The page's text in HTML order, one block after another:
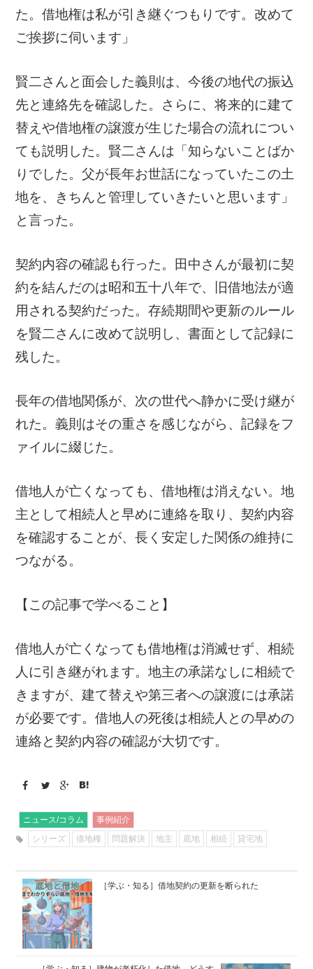
た。借地権は私が引き継ぐつもりです。改めて
ご挨拶に伺います」
賢二さんと面会した義則は、今後の地代の振込
先と連絡先を確認した。さらに、将来的に建て
替えや借地権の譲渡が生じた場合の流れについ
ても説明した。賢二さんは「知らないことばか
りでした。父が長年お世話になっていたこの土
地を、きちんと管理していきたいと思います」
と言った。
契約内容の確認も行った。田中さんが最初に契
約を結んだのは昭和五十八年で、旧借地法が適
用される契約だった。存続期間や更新のルール
を賢二さんに改めて説明し、書面として記録に
残した。
長年の借地関係が、次の世代へ静かに受け継が
れた。義則はその重さを感じながら、記録をフ
ァイルに綴じた。
借地人が亡くなっても、借地権は消えない。地
主として相続人と早めに連絡を取り、契約内容
を確認することが、長く安定した関係の維持に
つながる。
【この記事で学べること】
借地人が亡くなっても借地権は消滅せず、相続
人に引き継がれます。地主の承諾なしに相続で
きますが、建て替えや第三者への譲渡には承諾
が必要です。借地人の死後は相続人との早めの
連絡と契約内容の確認が大切です。
ニュース/コラム
事例紹介
シリーズ
借地権 問題解決 地主 底地 相続 貸宅地
［学ぶ・知る］借地契約の更新を断られた